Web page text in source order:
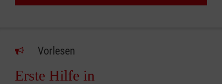
Vorlesen
Erste Hilfe in